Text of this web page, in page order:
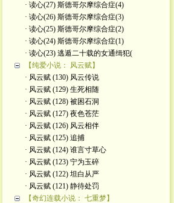
· 读心(27) 斯德哥尔摩综合症(4)
· 读心(26) 斯德哥尔摩综合症(3)
· 读心(25) 斯德哥尔摩综合症(2)
· 读心(24) 斯德哥尔摩综合症(1)
· 读心(23) 逃遁二十载的女通缉犯(
【纯爱小说： 风云赋】
· 风云赋 (130) 风云传说
· 风云赋 (129) 生死相随
· 风云赋 (128) 被困石洞
· 风云赋 (127) 夜色苍茫
· 风云赋 (126) 风云相伴
· 风云赋 (125) 追捕
· 风云赋 (124) 谁言寸草心
· 风云赋 (123) 宁为玉碎
· 风云赋 (122) 坦白从严
· 风云赋 (121) 静待处罚
【奇幻连载小说： 七重梦】